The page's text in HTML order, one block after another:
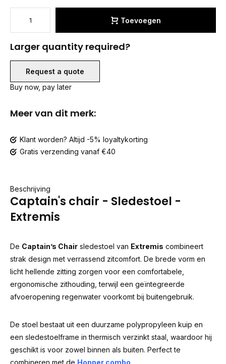
Toevoegen
Larger quantity required?
Request a quote
Buy now, pay later
Meer van dit merk:
Klant worden? Altijd -5% loyaltykorting
Gratis verzending vanaf €40
Beschrijving
Captain's chair - Sledestoel -
Extremis
De Captain’s Chair sledestoel van Extremis combineert
strak design met verrassend zitcomfort. De brede vorm en
licht hellende zitting zorgen voor een comfortabele,
ergonomische zithouding, terwijl een geïntegreerde
afvoeropening regenwater voorkomt bij buitengebruik.
De stoel bestaat uit een duurzame polypropyleen kuip en
een sledestoelframe in thermisch verzinkt staal, waardoor hij
geschikt is voor zowel binnen als buiten. Perfect te
combineren met de Hopper combo.